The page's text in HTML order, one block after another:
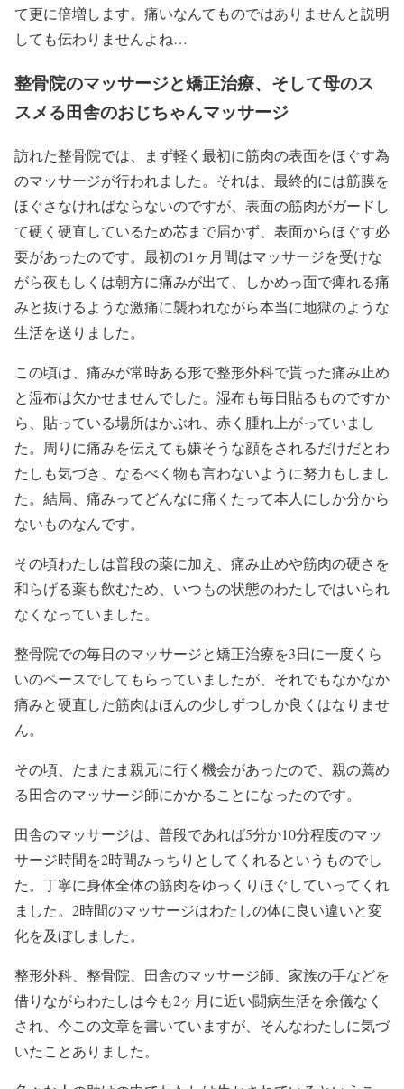
て更に倍増します。痛いなんてものではありませんと説明
しても伝わりませんよね…
整骨院のマッサージと矯正治療、そして母のス
スメる田舎のおじちゃんマッサージ
訪れた整骨院では、まず軽く最初に筋肉の表面をほぐす為
のマッサージが行われました。それは、最終的には筋膜を
ほぐさなければならないのですが、表面の筋肉がガードし
て硬く硬直しているため芯まで届かず、表面からほぐす必
要があったのです。最初の1ヶ月間はマッサージを受けな
がら夜もしくは朝方に痛みが出て、しかめっ面で痺れる痛
みと抜けるような激痛に襲われながら本当に地獄のような
生活を送りました。
この頃は、痛みが常時ある形で整形外科で貰った痛み止め
と湿布は欠かせませんでした。湿布も毎日貼るものですか
ら、貼っている場所はかぶれ、赤く腫れ上がっていまし
た。周りに痛みを伝えても嫌そうな顔をされるだけだとわ
たしも気づき、なるべく物も言わないように努力もしまし
た。結局、痛みってどんなに痛くたって本人にしか分から
ないものなんです。
その頃わたしは普段の薬に加え、痛み止めや筋肉の硬さを
和らげる薬も飲むため、いつもの状態のわたしではいられ
なくなっていました。
整骨院での毎日のマッサージと矯正治療を3日に一度くら
いのペースでしてもらっていましたが、それでもなかなか
痛みと硬直した筋肉はほんの少しずつしか良くはなりませ
ん。
その頃、たまたま親元に行く機会があったので、親の薦め
る田舎のマッサージ師にかかることになったのです。
田舎のマッサージは、普段であれば5分か10分程度のマッ
サージ時間を2時間みっちりとしてくれるというものでし
た。丁寧に身体全体の筋肉をゆっくりほぐしていってくれ
ました。2時間のマッサージはわたしの体に良い違いと変
化を及ぼしました。
整形外科、整骨院、田舎のマッサージ師、家族の手などを
借りながらわたしは今も2ヶ月に近い闘病生活を余儀なく
され、今この文章を書いていますが、そんなわたしに気づ
いたことありました。